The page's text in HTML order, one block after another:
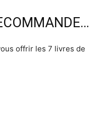
offrir les 7 livres de